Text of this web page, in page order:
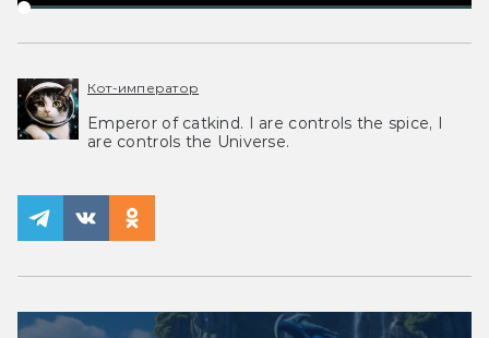
Кот-император
Emperor of catkind. I are controls the spice, I
are controls the Universe.